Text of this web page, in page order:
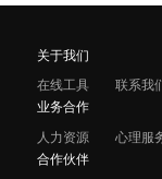
关于我们
在线工具
联系我
业务合作
人力资源
心理服
合作伙伴